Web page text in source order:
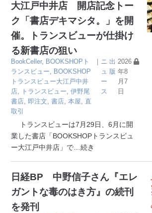
大江戸中井店 開店記念トー
ク「書店デキマシタ。」を開
催。トランスビューが仕掛け
る新書店の狙い
BookCeller, BOOKSHOPト
ランスビュー, BOOKSHOP
トランスビュー大江戸中井
店, トランスビュー,伊野尾
書店, 即注文,書店,本屋, 直
取引
｜ ニ
ュ
ー
ス
出
版
2026
年8
月7
日
トランスビューは7月29日、6月に開
業した書店「BOOKSHOPトランスビュ
ー大江戸中井店」で…続き
日経BP 中野信子さん『エレ
ガントな毒のはき方』の続刊
を発刊